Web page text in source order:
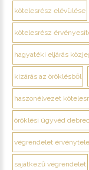
kötelesrész elévülése
kötelesrész
hagyatéki eljárás
kizárás az öröklésből
haszonélvezet
öröklési ügyvéd
végrendelet
sajátkezű végrendelet